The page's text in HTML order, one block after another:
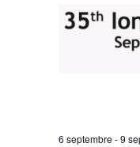
6 septembre -9